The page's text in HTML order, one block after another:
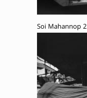
Soi Mahannop 2